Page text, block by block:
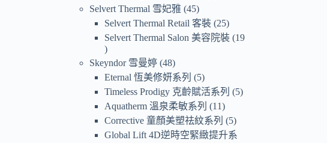
Selvert Thermal 雪妃雅 45
Selvert Thermal Retail 客裝 25
Selvert Thermal Salon 美容院裝 19
Skeyndor 雪曼婷 48
Eternal 恆美修妍系列
5
Timeless Prodigy 克齡賦活系列
5
Aquatherm 溫泉柔敏系列
11
Corrective 童顏美塑祛紋系列
5
Global Lift 4D逆時空緊緻提升系